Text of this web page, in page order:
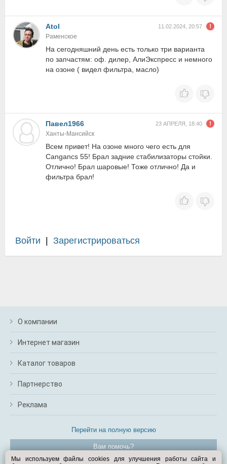
Atol 11.02.2024, 20:57
Раменское
На сегодняшний день есть только три варианта
по запчастям: оф. дилер, АлиЭкспресс и немного
на озоне ( видел фильтра, масло)
Павел1966 23 АПРЕЛЯ, 18:40
Ханты-Мансийск
Всем привет! На озоне много чего есть для
Cangancs 55! Брал задние стабилизаторы стойки.
Отлично! Брал шаровые! Тоже отлично! Да и
фильтра брал!
Войти Зарегистрироваться
О компании
Интернет магазин
Каталог товаров
Партнерство
Реклама
Перейти на полную версию
Вам помочь?
Мы используем файлы cookies для улучшения работы сайта и